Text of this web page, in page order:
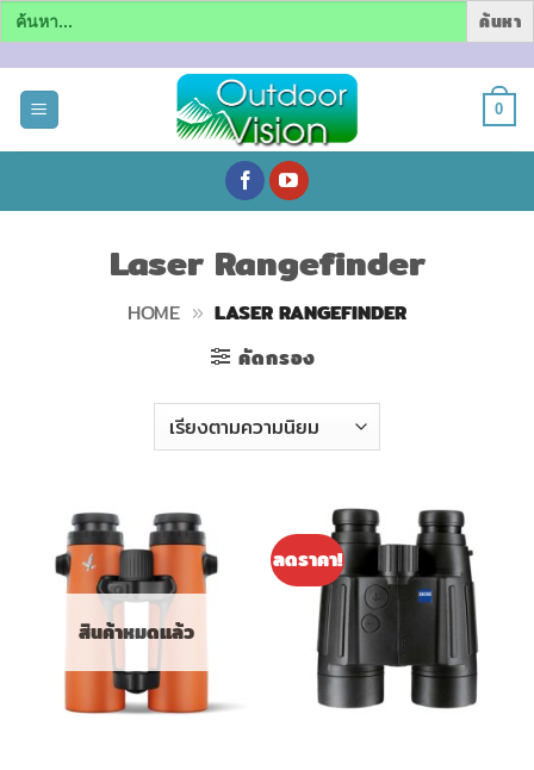
Search
for:
0
Laser Rangefinder
HOME » LASER RANGEFINDER
คัดกรอง
สินค้าหมดแล้ว
ลดราคา!